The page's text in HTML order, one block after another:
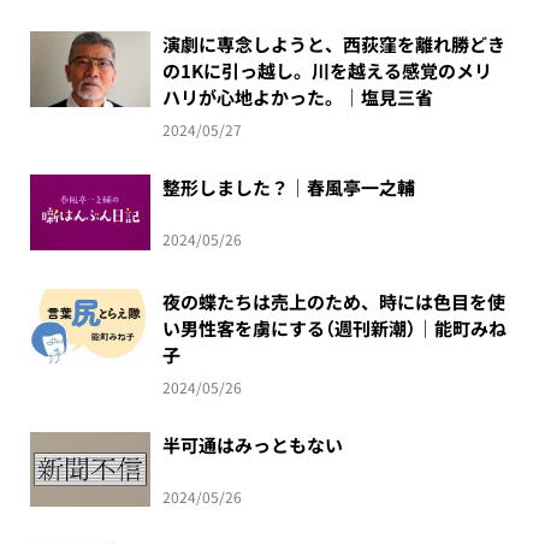
演劇に専念しようと、西荻窪を離れ勝どき
の1Kに引っ越し。川を越える感覚のメリ
ハリが心地よかった。｜塩見三省
2024/05/27
整形しました？｜春風亭一之輔
2024/05/26
夜の蝶たちは売上のため、時には色目を使
い男性客を虜にする（週刊新潮）｜能町みね
子
2024/05/26
半可通はみっともない
2024/05/26